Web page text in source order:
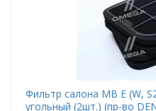
Фильтр салона MB E (W,
угольный (2шт.) (пр-во